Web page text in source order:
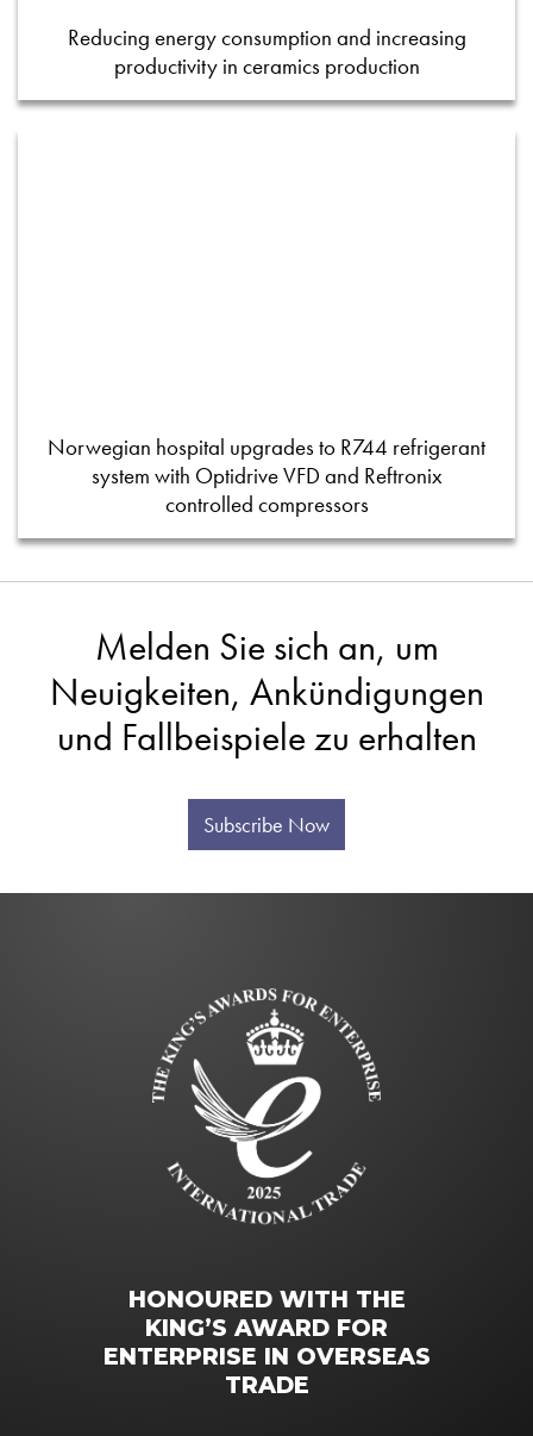
Reducing energy consumption and increasing
productivity in ceramics production
Norwegian hospital upgrades to R744 refrigerant
system with Optidrive VFD and Reftronix
controlled compressors
Melden Sie sich an, um
Neuigkeiten, Ankündigungen
und Fallbeispiele zu erhalten
Subscribe Now
HONOURED WITH THE
KING’S AWARD FOR
ENTERPRISE IN OVERSEAS
TRADE